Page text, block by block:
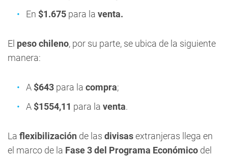
En $1.675 para la venta.
El peso chileno, por su parte, se ubica de la siguiente
manera:
A $643 para la compra;
A $1554,11 para la venta.
La flexibilización de las divisasextranjeras llega en
el marco de la Fase 3 del Programa Económico del